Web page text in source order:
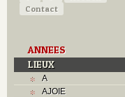
Contact
ANNEES
LIEUX
A
AJOIE